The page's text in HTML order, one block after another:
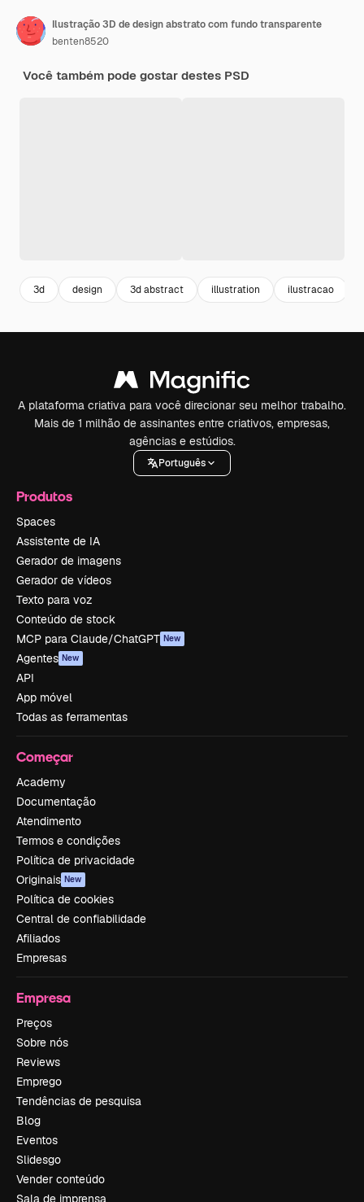
Ilustração 3D de design abstrato com fundo transparente
benten8520
Você também pode gostar destes PSD
3d design 3d abstract illustration ilustracao
A plataforma criativa para você direcionar seu melhor trabalho.
Mais de 1 milhão de assinantes entre criativos, empresas,
agências e estúdios.
Português
Produtos
Spaces
Assistente de IA
Gerador de imagens
Gerador de vídeos
Texto para voz
Conteúdo de stock
MCP para Claude/ChatGPT New
Agentes New
API
App móvel
Todas as ferramentas
Começar
Academy
Documentação
Atendimento
Termos e condições
Política de privacidade
Originais New
Política de cookies
Central de confiabilidade
Afiliados
Empresas
Empresa
Preços
Sobre nós
Reviews
Emprego
Tendências de pesquisa
Blog
Eventos
Slidesgo
Vender conteúdo
Sala de imprensa